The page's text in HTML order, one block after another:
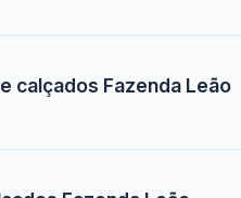
calçados Fazenda Leão